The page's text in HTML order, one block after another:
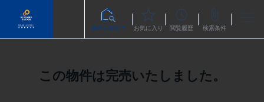
物件を探す お気に入り 閲覧履歴 検索条件
この物件は完売いたしました。